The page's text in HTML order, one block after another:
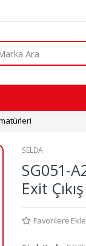
SELDA
SG051-
Exit
Favorilere Ekle